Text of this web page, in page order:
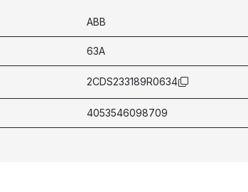
ABB
63A
2CDS233189R0634
4053546098709